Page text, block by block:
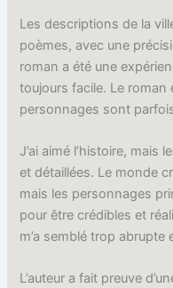
Les descriptions de la
poèmes, avec une
roman a été une
toujours facile. Le roman
personnages sont
J’ai aimé l’histoire,
et détaillées. Le monde
mais les personnages
pour être crédibles et
m’a semblé trop
L’auteur a fait preuve